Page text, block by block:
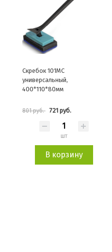
Скребок 101MC
универсальный,
400*110*80мм
801 руб. 721 руб.
шт
В корзину